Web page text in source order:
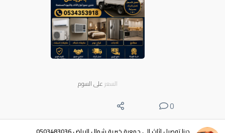
السعر على السوم
0